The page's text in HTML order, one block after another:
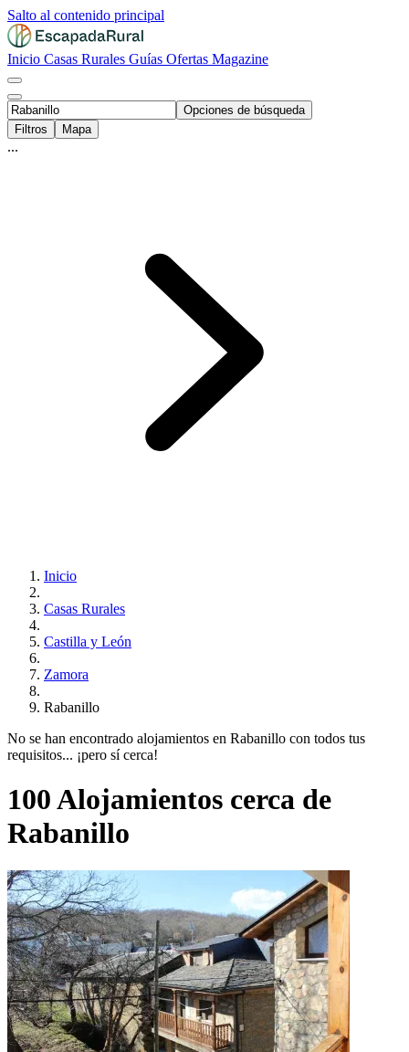
Salto al contenido principal
Inicio Casas Rurales Guías Ofertas Magazine
Opciones de búsqueda
Filtros
Mapa
...
Inicio
Casas Rurales
Castilla y León
Zamora
Rabanillo
No se han encontrado alojamientos en Rabanillo con todos tus
requisitos... ¡pero sí cerca!
100 Alojamientos cerca de
Rabanillo